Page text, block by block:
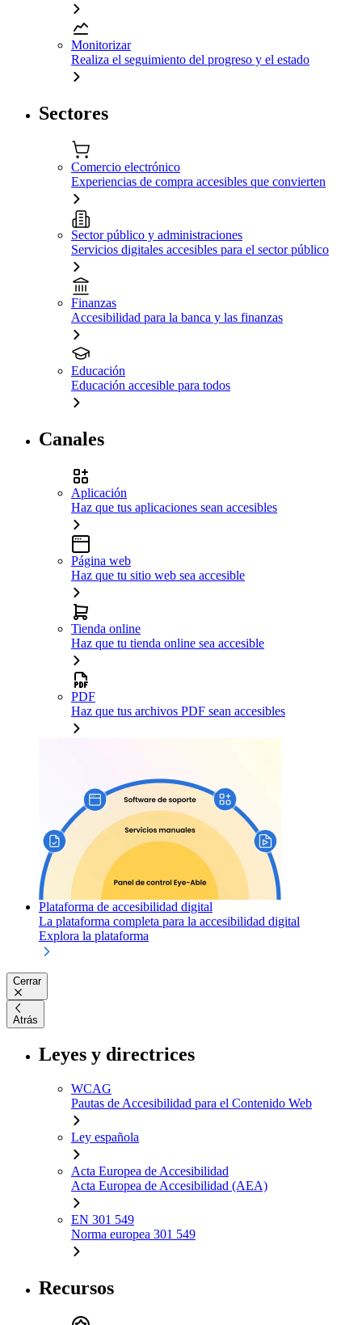
Monitorizar
Realiza el seguimiento del progreso y el estado
Sectores
Comercio electrónico
Experiencias de compra accesibles que convierten
Sector público y administraciones
Servicios digitales accesibles para el sector público
Finanzas
Accesibilidad para la banca y las finanzas
Educación
Educación accesible para todos
Canales
Aplicación
Haz que tus aplicaciones sean accesibles
Página web
Haz que tu sitio web sea accesible
Tienda online
Haz que tu tienda online sea accesible
PDF
Haz que tus archivos PDF sean accesibles
Plataforma de accesibilidad digital
La plataforma completa para la accesibilidad digital
Explora la plataforma
Cerrar
Atrás
Leyes y directrices
WCAG
Pautas de Accesibilidad para el Contenido Web
Ley española
Acta Europea de Accesibilidad
Acta Europea de Accesibilidad (AEA)
EN 301 549
Norma europea 301 549
Recursos